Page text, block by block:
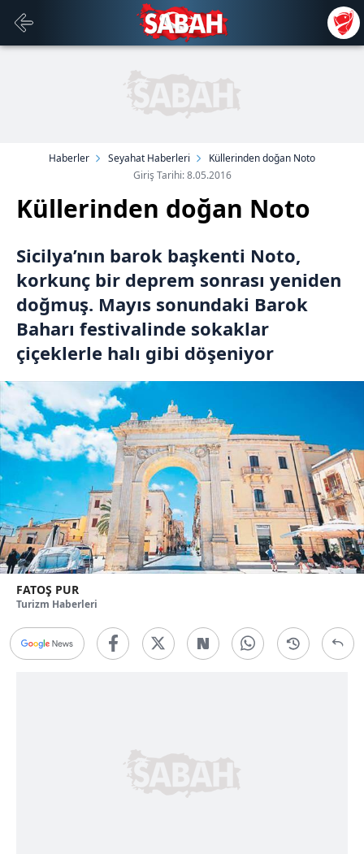
Haberler Seyahat Haberleri
Küllerinden doğan Noto
Giriş Tarihi: 8.05.2016
Küllerinden doğan Noto
Sicilya’nın barok başkenti Noto,
korkunç bir deprem sonrası yeniden
doğmuş. Mayıs sonundaki Barok
Baharı festivalinde sokaklar
çiçeklerle halı gibi döşeniyor
FATOŞ PUR
Turizm Haberleri